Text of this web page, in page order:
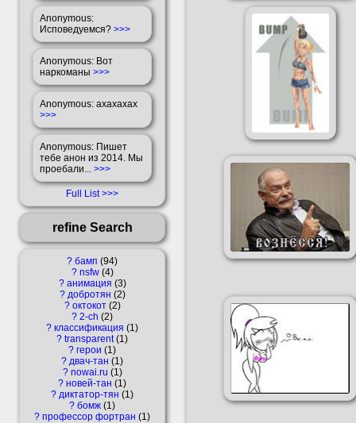
Anonymous:
Исповедуемся? >>>
Anonymous: Вот
наркоманы >>>
Anonymous: ахахахах
>>>
Anonymous: Пишет
тебе анон из 2014. Мы
проебали... >>>
Full List
refine Search
? бамп 94
? nsfw 4
? анимация 3
? добротян 2
? октокот 2
? 2-ch 2
? классификация
1
? transparent 1
? герои
1
? двач-тан
1
? nowai.ru 1
? новей-тан
1
? диктатор-тян
1
? бомж 1
? профессор фортран
1